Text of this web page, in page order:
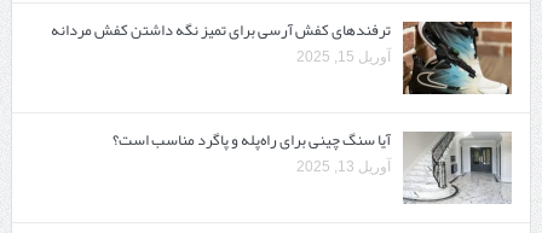
ترفندهای کفش آرسی برای تمیز نگه داشتن کفش مردانه
آوریل 15, 2025
آیا سنگ چینی برای راه‌پله و پاگرد مناسب است؟
آوریل 13, 2025